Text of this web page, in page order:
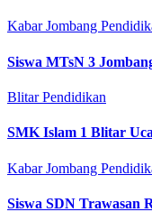
Kabar Jombang
Siswa MTsN 3
BlitarPendidikan
SMK Islam 1 Blitar
Kabar Jombang
Siswa SDN Trawasan